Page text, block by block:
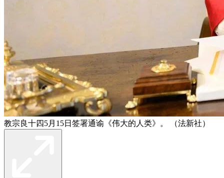
教宗良十四5月15日签署通谕《伟大的人类》。 （法新社）